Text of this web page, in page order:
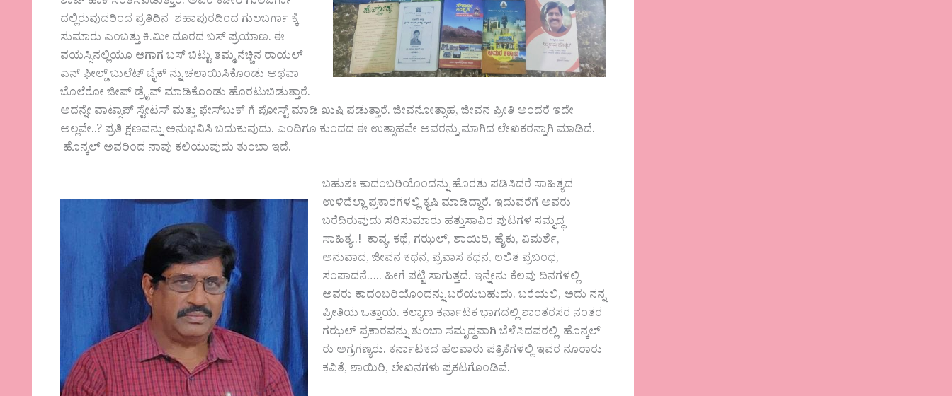
ದಲ್ಲಿರುವುದರಿಂದ ಪ್ರತಿದಿನ ಶಹಾಪುರದಿಂದ ಗುಲಬರ್ಗಾ ಕ್ಕೆ
ಸುಮಾರು ಎಂಬತ್ತು ಕಿ.ಮೀ ದೂರದ ಬಸ್ ಪ್ರಯಾಣ. ಈ
ವಯಸ್ಸಿನಲ್ಲಿಯೂ ಆಗಾಗ ಬಸ್ ಬಿಟ್ಟು ತಮ್ಮ ನೆಚ್ಚಿನ ರಾಯಲ್
ಎನ್ ಫೀಲ್ಡ್ ಬುಲೆಟ್ ಬೈಕ್ ನ್ನು ಚಲಾಯಿಸಿಕೊಂಡು ಅಥವಾ
ಬೊಲೆರೋ ಜೀಪ್ ಡ್ರೈವ್ ಮಾಡಿಕೊಂಡು ಹೊರಟುಬಿಡುತ್ತಾರೆ.
ಅದನ್ನೇ ವಾಟ್ಸಾಪ್ ಸ್ಟೇಟಸ್ ಮತ್ತು ಫೇಸ್‌ಬುಕ್‌ ಗೆ ಪೋಸ್ಟ್ ಮಾಡಿ ಖುಷಿ ಪಡುತ್ತಾರೆ. ಜೀವನೋತ್ಸಾಹ, ಜೀವನ ಪ್ರೀತಿ ಅಂದರೆ ಇದೇ
ಅಲ್ಲವೇ..? ಪ್ರತಿ ಕ್ಷಣವನ್ನು ಅನುಭವಿಸಿ ಬದುಕುವುದು. ಎಂದಿಗೂ ಕುಂದದ ಈ ಉತ್ಸಾಹವೇ ಅವರನ್ನು ಮಾಗಿದ ಲೇಖಕರನ್ನಾಗಿ ಮಾಡಿದೆ.
ಹೊನ್ಕಲ್ ಅವರಿಂದ ನಾವು ಕಲಿಯುವುದು ತುಂಬಾ ಇದೆ.
ಬಹುಶಃ ಕಾದಂಬರಿಯೊಂದನ್ನು ಹೊರತು ಪಡಿಸಿದರೆ ಸಾಹಿತ್ಯದ
ಉಳಿದೆಲ್ಲಾ ಪ್ರಕಾರಗಳಲ್ಲಿ ಕೃಷಿ ಮಾಡಿದ್ದಾರೆ. ಇದುವರೆಗೆ ಅವರು
ಬರೆದಿರುವುದು ಸರಿಸುಮಾರು ಹತ್ತುಸಾವಿರ ಪುಟಗಳ ಸಮೃದ್ಧ
ಸಾಹಿತ್ಯ..! ಕಾವ್ಯ, ಕಥೆ, ಗಝಲ್, ಶಾಯಿರಿ, ಹೈಕು, ವಿಮರ್ಶೆ,
ಅನುವಾದ, ಜೀವನ ಕಥನ, ಪ್ರವಾಸ ಕಥನ, ಲಲಿತ ಪ್ರಬಂಧ,
ಸಂಪಾದನೆ….. ಹೀಗೆ ಪಟ್ಟಿ ಸಾಗುತ್ತದೆ. ಇನ್ನೇನು ಕೆಲವು ದಿನಗಳಲ್ಲಿ
ಅವರು ಕಾದಂಬರಿಯೊಂದನ್ನು ಬರೆಯಬಹುದು. ಬರೆಯಲಿ, ಅದು ನನ್ನ
ಪ್ರೀತಿಯ ಒತ್ತಾಯ. ಕಲ್ಯಾಣ ಕರ್ನಾಟಕ ಭಾಗದಲ್ಲಿ ಶಾಂತರಸರ ನಂತರ
ಗಝಲ್ ಪ್ರಕಾರವನ್ನು ತುಂಬಾ ಸಮೃದ್ಧವಾಗಿ ಬೆಳೆಸಿದವರಲ್ಲಿ ಹೊನ್ಕಲ್
ರು ಅಗ್ರಗಣ್ಯರು. ಕರ್ನಾಟಕದ ಹಲವಾರು ಪತ್ರಿಕೆಗಳಲ್ಲಿ ಇವರ ನೂರಾರು
ಕವಿತೆ, ಶಾಯಿರಿ, ಲೇಖನಗಳು ಪ್ರಕಟಗೊಂಡಿವೆ.